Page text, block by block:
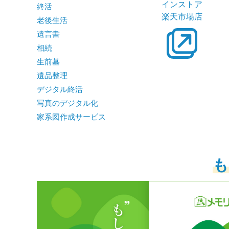
インストア
楽天市場店
終活
老後生活
遺言書
相続
生前墓
遺品整理
デジタル終活
写真のデジタル化
家系図作成サービス